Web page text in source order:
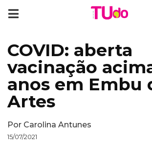
COVID: aberta
vacinação
anos em Embu
Artes
Por Carolina Antunes
15/07/2021